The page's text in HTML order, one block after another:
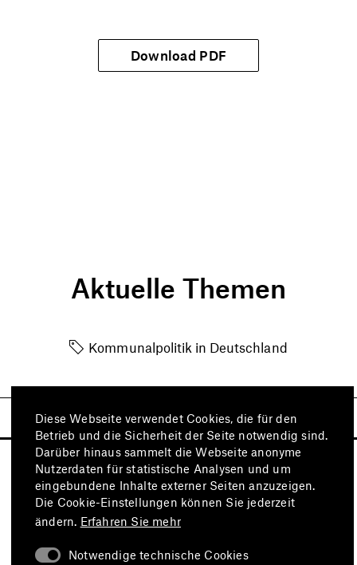
Download PDF
Aktuelle Themen
Kommunalpolitik in Deutschland
Besuchen Sie auch
Diese Webseite verwendet Cookies, die für den
Betrieb und die Sicherheit der Seite notwendig sind.
Darüber hinaus sammelt die Webseite anonyme
Nutzerdaten für statistische Analysen und um
eingebundene Inhalte externer Seiten anzuzeigen.
Die Cookie-Einstellungen können Sie jederzeit
ändern. Erfahren Sie mehr
Notwendige technische Cookies